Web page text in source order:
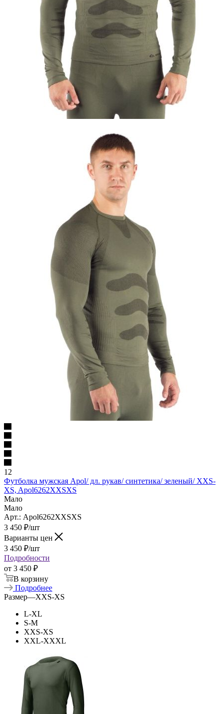
12
Футболка мужская Apol/ дл. рукав/ синтетика/ зеленый/ XXS-
XS, Apol6262XXSXS
Мало
Мало
Арт.: Apol6262XXSXS
3 450 ₽/шт
Варианты цен
3 450 ₽/шт
Подробности
от 3 450 ₽
В корзину
Подробнее
Размер—XXS-XS
L-XL
S-M
XXS-XS
XXL-XXXL